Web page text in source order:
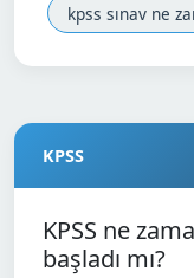
kpss sınav ne
KPSS
KPSS ne
başladı mı?